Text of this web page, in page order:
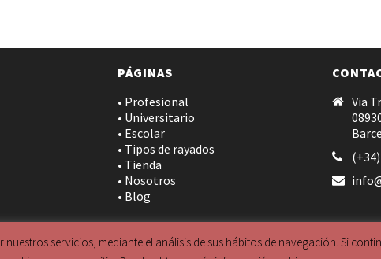
PÁGINAS
• Profesional
• Universitario
• Escolar
• Tipos de rayados
• Tienda
• Nosotros
• Blog
Via
servicios, mediante el análisis de sus hábitos de navegación. Si